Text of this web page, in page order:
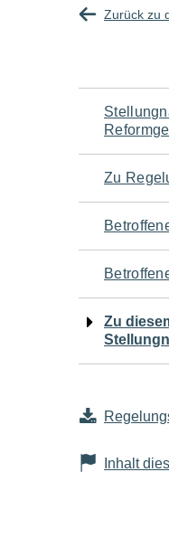
Zurück zu
für
den
Zu
Zu
Inhalt